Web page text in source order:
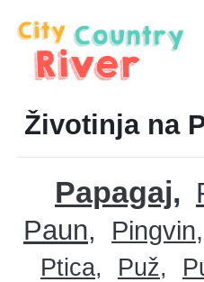
Životinja na
Papagaj
Paun Pingvin
Ptica Puž